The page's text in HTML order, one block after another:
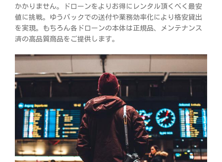
かかりません。ドローンをよりお得にレンタル頂くべく最安
値に挑戦。ゆうパックでの送付や業務効率化により格安貸出
を実現。もちろん各ドローンの本体は正規品、メンテナンス
済の高品質商品をご提供します。